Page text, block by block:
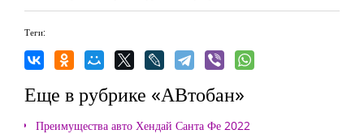
Теги:
Еще в рубрике «АВтобан»
Преимущества авто Хендай Санта Фе 2022